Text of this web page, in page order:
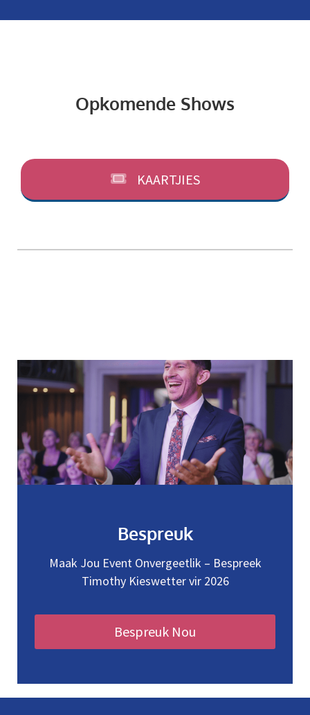
Opkomende Shows
KAARTJIES
Bespreuk
Maak Jou Event Onvergeetlik – Bespreek
Timothy Kieswetter vir 2026
Bespreuk Nou